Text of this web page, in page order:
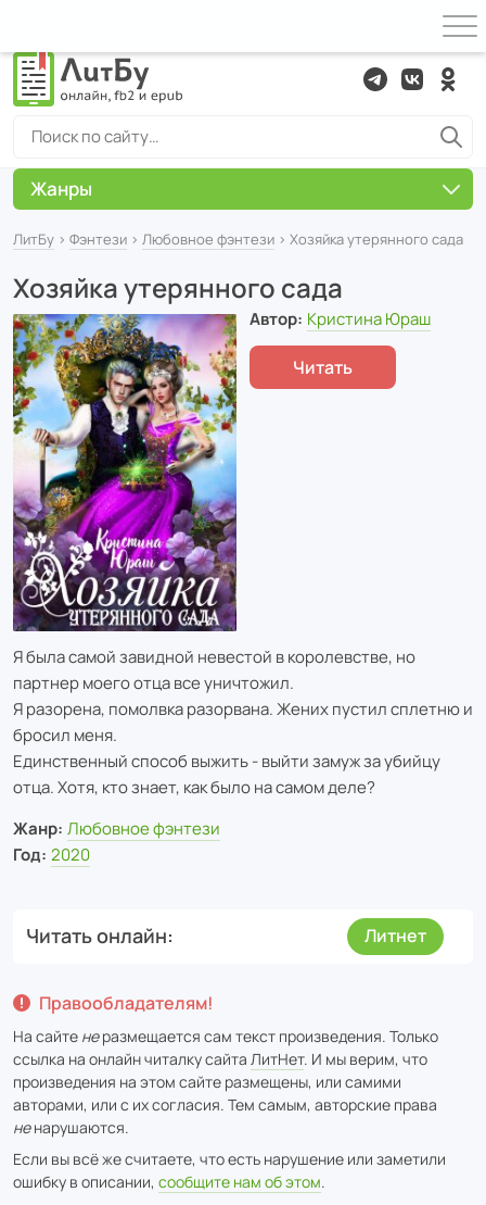
ЛитБу › Фэнтези › Любовное фэнтези › Хозяйка утерянного сада
Хозяйка утерянного сада
Автор: Кристина Юраш
Читать
Я была самой завидной невестой в королевстве, но
партнер моего отца все уничтожил.
Я разорена, помолвка разорвана. Жених пустил сплетню и
бросил меня.
Единственный способ выжить - выйти замуж за убийцу
отца. Хотя, кто знает, как было на самом деле?
Жанр: Любовное фэнтези
Год: 2020
Читать онлайн Литнет
Правообладателям!
На сайте неразмещается сам текст произведения. Только
ссылка на онлайн читалку сайта ЛитНет. И мы верим, что
произведения на этом сайте размещены, или самими
авторами, или с их согласия. Тем самым, авторские права
ненарушаются.
Если вы всё же считаете, что есть нарушение или заметили
ошибку в описании, сообщите нам об этом.
Жанры